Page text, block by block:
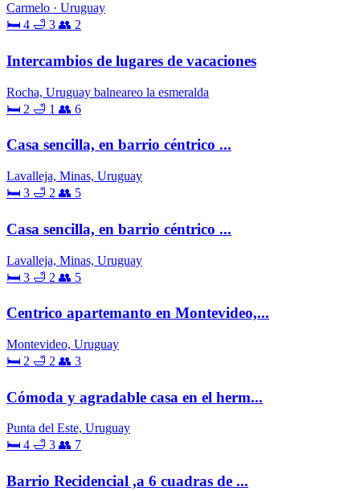
Carmelo · Uruguay
🛏 4 🛁 3 👥 2
Intercambios de lugares de vacaciones
Rocha, Uruguay balneareo la esmeralda
🛏 2 🛁 1 👥 6
Casa sencilla, en barrio céntrico ...
Lavalleja, Minas, Uruguay
🛏 3 🛁 2 👥 5
Casa sencilla, en barrio céntrico ...
Lavalleja, Minas, Uruguay
🛏 3 🛁 2 👥 5
Centrico apartemanto en Montevideo,...
Montevideo, Uruguay
🛏 2 🛁 2 👥 3
Cómoda y agradable casa en el herm...
Punta del Este, Uruguay
🛏 4 🛁 3 👥 7
Barrio Recidencial ,a 6 cuadras de ...